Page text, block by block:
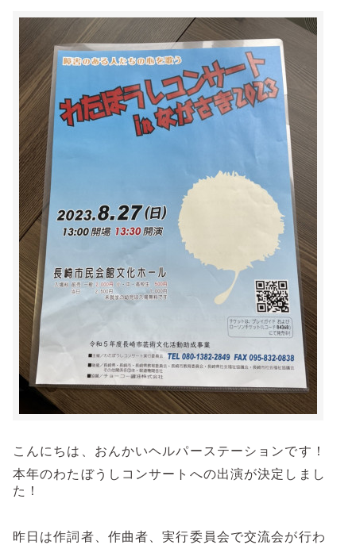
こんにちは、おんかいヘルパーステーションです！
本年のわたぼうしコンサートへの出演が決定しまし
た！
昨日は作詞者、作曲者、実行委員会で交流会が行わ